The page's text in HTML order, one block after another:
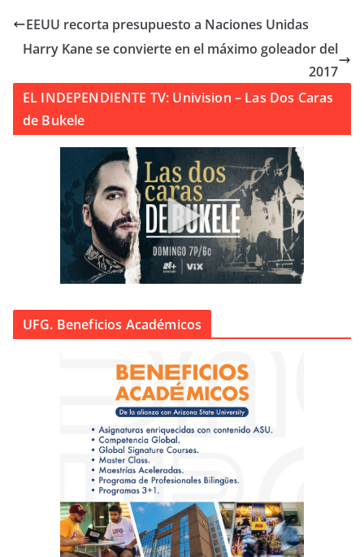
EEUU recorta presupuesto a Naciones Unidas
Harry Kane se convierte en el máximo goleador del
2017
EL INDEPENDIENTE TV: Univision – Las Dos Caras
de Bukele
UFG. Beneficios Académicos